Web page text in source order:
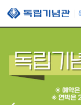
본문 바로가기